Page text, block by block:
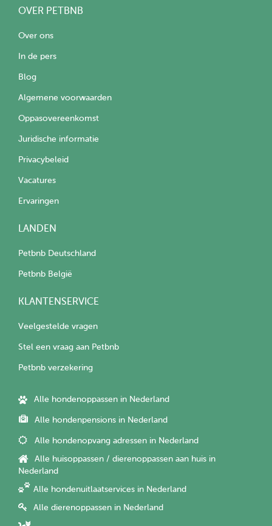
OVER PETBNB
Over ons
In de pers
Blog
Algemene voorwaarden
Oppasovereenkomst
Juridische informatie
Privacybeleid
Vacatures
Ervaringen
LANDEN
Petbnb Deutschland
Petbnb België
KLANTENSERVICE
Veelgestelde vragen
Stel een vraag aan Petbnb
Petbnb verzekering
Alle hondenoppassen in Nederland
Alle hondenpensions in Nederland
Alle hondenopvang adressen in Nederland
Alle huisoppassen / dierenoppassen aan huis in
Nederland
Alle hondenuitlaatservices in Nederland
Alle dierenoppassen in Nederland